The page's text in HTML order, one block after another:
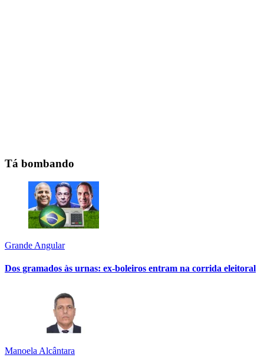
Tá bombando
Grande Angular
Dos gramados às urnas: ex-boleiros entram na corrida eleitoral
Manoela Alcântara